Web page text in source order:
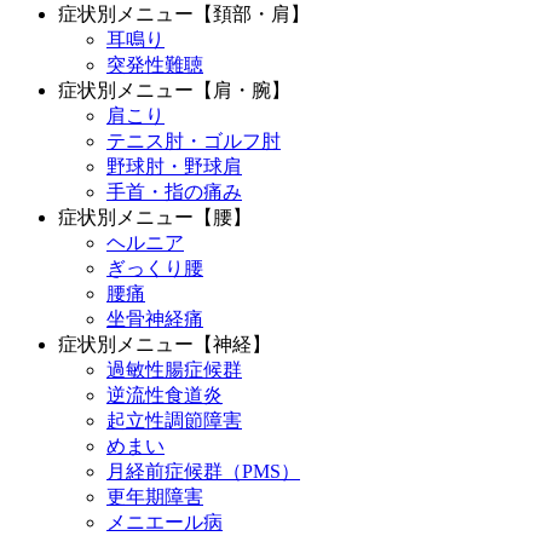
症状別メニュー【頚部・肩】
耳鳴り
突発性難聴
症状別メニュー【肩・腕】
肩こり
テニス肘・ゴルフ肘
野球肘・野球肩
手首・指の痛み
症状別メニュー【腰】
ヘルニア
ぎっくり腰
腰痛
坐骨神経痛
症状別メニュー【神経】
過敏性腸症候群
逆流性食道炎
起立性調節障害
めまい
月経前症候群（PMS）
更年期障害
メニエール病